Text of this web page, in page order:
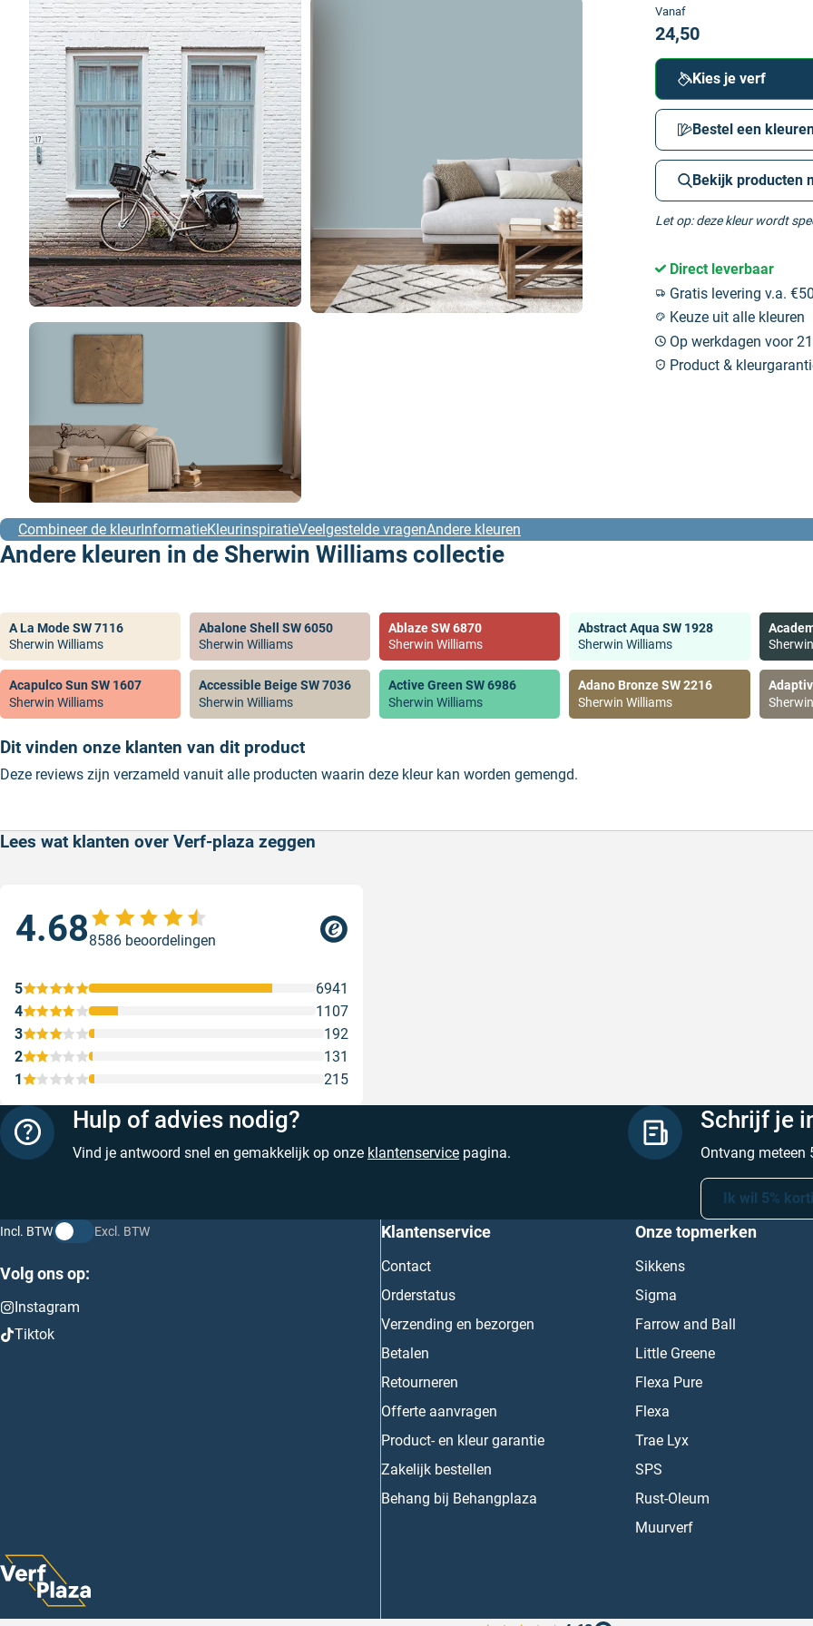
Vanaf
24,50
Kies je verf
Bestel een
Bekijk producten
Let op: deze kleur wordt
Direct leverbaar
Gratis levering v.a.
Keuze uit alle kleuren
Op werkdagen voor
Product &
Combineer de kleurInformatieKleurinspiratieVeelgestelde vragenAndere kleuren
Andere kleuren in de Sherwin Williams collectie
A La Mode SW 7116
Sherwin Williams
Abalone Shell SW 6050
Sherwin Williams
Ablaze SW 6870
Sherwin Williams
Abstract Aqua SW 1928
Sherwin Williams
Acapulco Sun SW 1607
Sherwin Williams
Accessible Beige SW 7036
Sherwin Williams
Active Green SW 6986
Sherwin Williams
Adano Bronze SW 2216
Sherwin Williams
Dit vinden onze klanten van dit product
Deze reviews zijn verzameld vanuit alle producten waarin deze kleur kan worden gemengd.
Lees wat klanten over Verf-plaza zeggen
4.688586 beoordelingen
1 215
2 131
3 192
4 1107
5 6941
Hulp of advies nodig?
Vind je antwoord snel en gemakkelijk op onze klantenservice pagina.
Schrijf je
Ontvang meteen
Ik wil 5%
Incl. BTW Excl. BTW
Volg ons op:
Instagram
Tiktok
Klantenservice
Contact
Orderstatus
Verzending en bezorgen
Betalen
Retourneren
Offerte aanvragen
Product- en kleur garantie
Zakelijk bestellen
Behang bij Behangplaza
Onze topmerken
Sikkens
Sigma
Farrow and Ball
Little Greene
Flexa Pure
Flexa
Trae Lyx
SPS
Rust-Oleum
Muurverf